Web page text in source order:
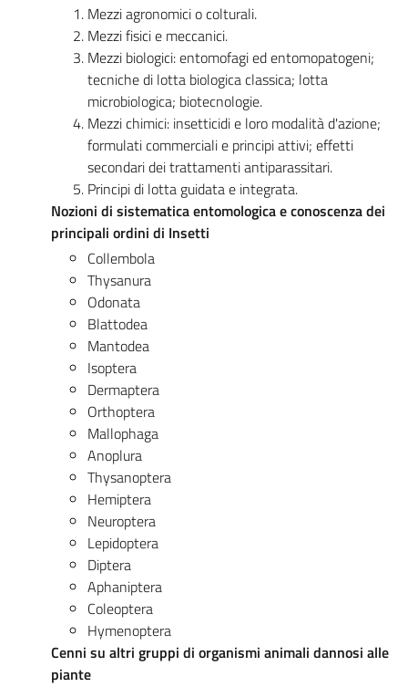
Mezzi agronomici o colturali.
Mezzi fisici e meccanici.
Mezzi biologici: entomofagi ed entomopatogeni;
tecniche di lotta biologica classica; lotta
microbiologica; biotecnologie.
Mezzi chimici: insetticidi e loro modalità d'azione;
formulati commerciali e principi attivi; effetti
secondari dei trattamenti antiparassitari.
Principi di lotta guidata e integrata.
Nozioni di sistematica entomologica e conoscenza dei
principali ordini di Insetti
Collembola
Thysanura
Odonata
Blattodea
Mantodea
Isoptera
Dermaptera
Orthoptera
Mallophaga
Anoplura
Thysanoptera
Hemiptera
Neuroptera
Lepidoptera
Diptera
Aphaniptera
Coleoptera
Hymenoptera
Cenni su altri gruppi di organismi animali dannosi alle
piante